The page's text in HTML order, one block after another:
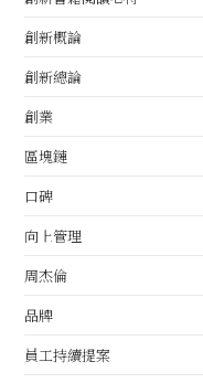
創新概論
創新總論
創業
區塊鏈
口碑
向上管理
周杰倫
品牌
員工持續提案